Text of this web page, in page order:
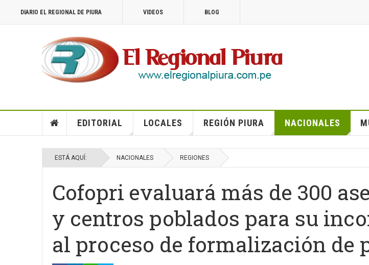
DIARIO EL REGIONAL DE PIURA VIDEOS BLOG
EDITORIAL LOCALES REGIÓN PIURA NACIONALES
ESTÁ AQUÍ: NACIONALES REGIONES
Cofopri evaluará más de 300
y centros poblados para su
al proceso de formalización de